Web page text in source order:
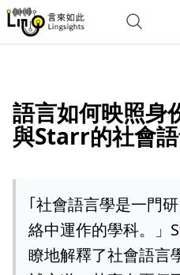
語言如何映照
與Starr的社會語
｢社會語言學是一門
絡中運作的學科。」
瞭地解釋了社會語言